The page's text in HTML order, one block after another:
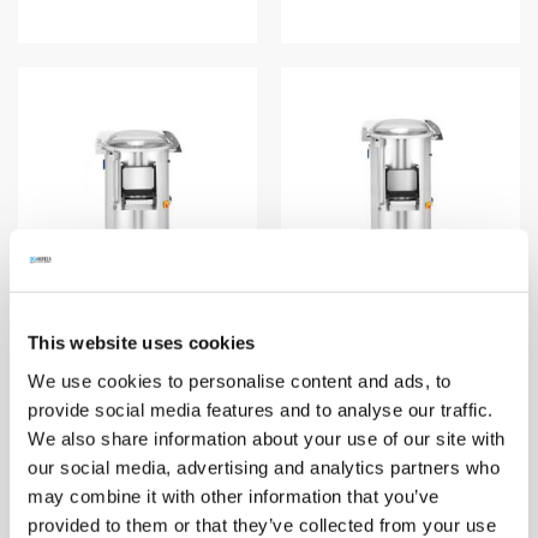
This website uses cookies
We use cookies to personalise content and ads, to
provide social media features and to analyse our traffic.
We also share information about your use of our site with
our social media, advertising and analytics partners who
may combine it with other information that you’ve
provided to them or that they’ve collected from your use
Aardappelschilmachine 10 kg RVS/PC - 62x52,5x83,3 cm - Hendi
€ 1.495,00
€ 1.180,-
€ 1.595,00
€ 1.260,-